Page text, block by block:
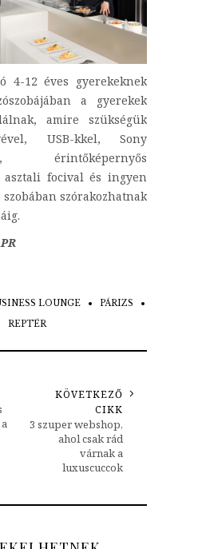
4-12 éves gyerekeknek
a gyerekek
amire szükségük
USB-kkel, Sony
érintőképernyős
asztali focival és ingyen
szórakozhatnak
LOUNGE
PÁRIZS
REPTÉR
KÖVETKEZŐ
CIKK
3 szuper webshop,
ahol csak rád
várnak a
luxuscuccok